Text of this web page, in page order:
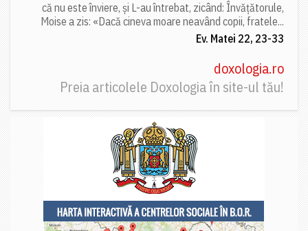
că nu este înviere, și L-au întrebat, zicând: Învățătorule,
Moise a zis: «Dacă cineva moare neavând copii, fratele...
Ev. Matei 22, 23-33
doxologia.ro
Preia articolele Doxologia în site-ul tău!